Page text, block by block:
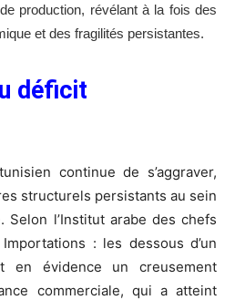
production, révélant à la fois des
et des fragilités persistantes.
déficit
continue de s’aggraver,
structurels persistants au sein
Selon l’Institut arabe des chefs
Importations : les dessous d’un
en évidence un creusement
commerciale, qui a atteint